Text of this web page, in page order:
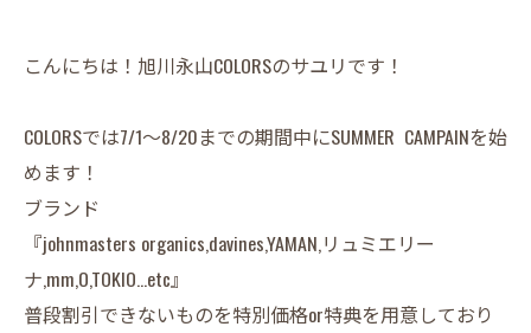
こんにちは！旭川永山COLORSのサユリです！
COLORSでは7/1～8/20までの期間中にSUMMER CAMPAINを始
めます！
ブランド
『johnmasters organics,davines,YAMAN,リュミエリー
ナ,mm,O,TOKIO...etc』
普段割引できないものを特別価格or特典を用意しており